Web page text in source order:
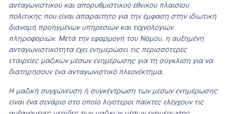
ανταγωνιστικού και απορυθμιστικού εθνικού πλαισίου
πολιτικής που είναι απαραίτητο για την έμφαση στην ιδιωτική
διανομή προηγμένων υπηρεσιών και τεχνολογιών
πληροφοριών. Μετά την εφαρμογή του Νόμου, η αυξημένη
ανταγωνιστικότητα έχει ενημερώσει τις περισσότερες
εταιρείες μαζικών μέσων ενημέρωσης για τη σύγκλιση για να
διατηρήσουν ένα ανταγωνιστικό πλεονέκτημα.
Η μαζική συγχώνευση ή συγκέντρωση των μέσων ενημέρωσης
είναι ένα σενάριο στο οποίο λιγότεροι παίκτες ελέγχουν τις